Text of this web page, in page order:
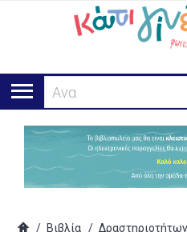
Αναζήτησ
/ Βιβλία / Δραστηριοτήτων